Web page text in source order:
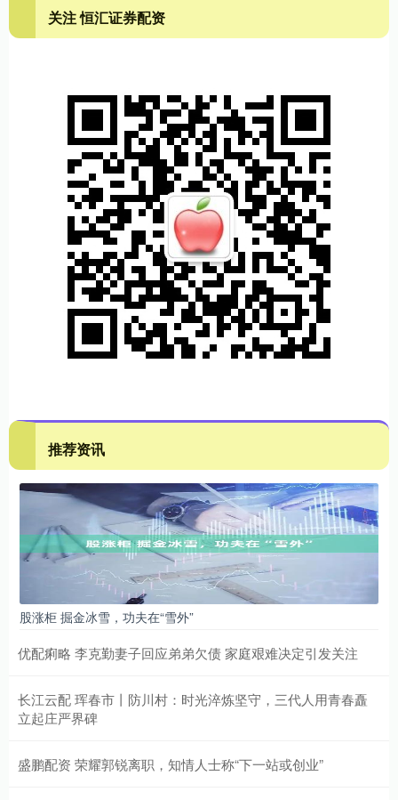
关注 恒汇证券配资
推荐资讯
股涨柜 掘金冰雪，功夫在“雪外”
优配痢略 李克勤妻子回应弟弟欠债 家庭艰难决定引发关注
长江云配 珲春市丨防川村：时光淬炼坚守，三代人用青春矗
立起庄严界碑
盛鹏配资 荣耀郭锐离职，知情人士称“下一站或创业”